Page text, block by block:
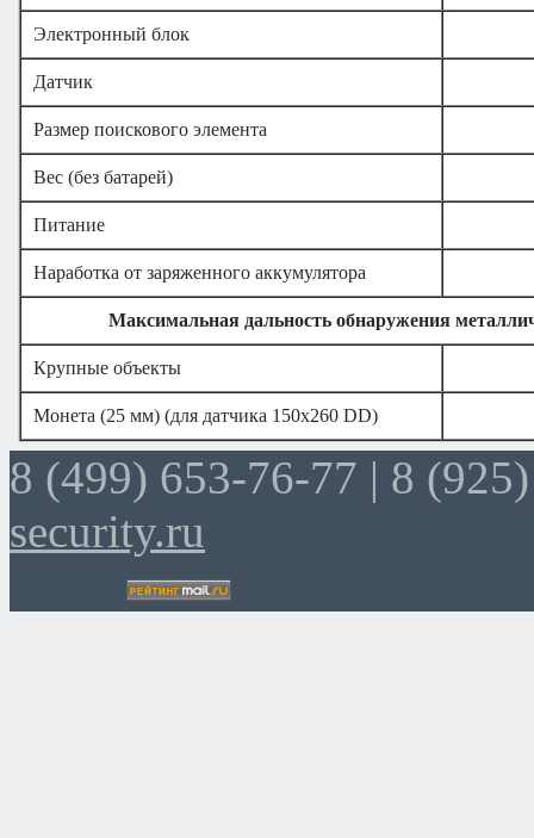
Электронный блок
Датчик
Размер поискового элемента
Вес (без батарей)
Питание
Наработка от заряженного аккумулятора
Максимальная дальность обнаружения
Крупные объекты
Монета (25 мм) (для датчика 150х260 DD)
8 (499) 653-76-77 | 8
security.ru